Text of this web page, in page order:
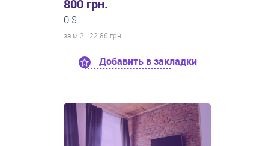
800 грн.
0 $
за м 2 : 22.86 грн.
Добавить в закладки